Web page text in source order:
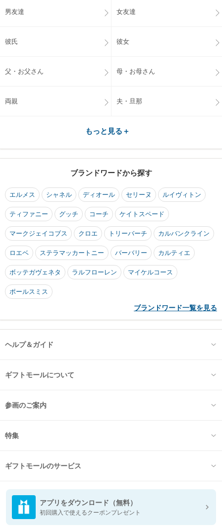
男友達 女友達
彼氏 彼女
父・お父さん 母・お母さん
両親 夫・旦那
もっと見る＋
ブランドワードから探す
エルメス シャネル ディオール セリーヌ ルイヴィトン
ティファニー グッチ コーチ ケイトスペード
マークジェイコブス クロエ トリーバーチ カルバンクライン
ロエベ ステラマッカートニー バーバリー カルティエ
ボッテガヴェネタ ラルフローレン マイケルコース
ポールスミス
ブランドワード一覧を見る
ヘルプ＆ガイド
ギフトモールについて
参画のご案内
特集
ギフトモールのサービス
アプリをダウンロード（無料）
初回購入で使えるクーポンプレゼント